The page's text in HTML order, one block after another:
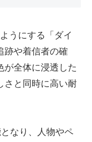
うにする「ダイ
跡や着信者の確
が全体に浸透した
さと同時に高い耐
なり、人物やペ